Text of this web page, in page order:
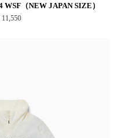
WSF（NEW JAPAN SIZE）
11,550